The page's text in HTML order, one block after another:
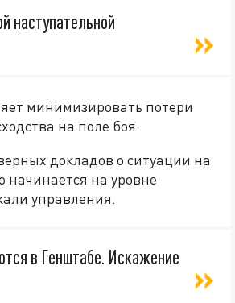
наступательной
минимизировать потери
на поле боя.
докладов о ситуации на
начинается на уровне
управления.
в Генштабе. Искажение